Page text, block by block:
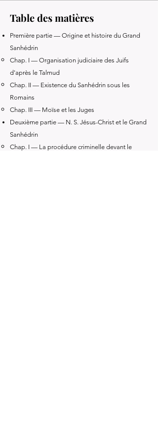
Table des matières
Première partie — Origine et histoire du Grand
Sanhédrin
Chap. I — Organisation judiciaire des Juifs
d'après le Talmud
Chap. II — Existence du Sanhédrin sous les
Romains
Chap. III — Moïse et les Juges
Deuxième partie — N. S. Jésus-Christ et le Grand
Sanhédrin
Chap. I — La procédure criminelle devant le